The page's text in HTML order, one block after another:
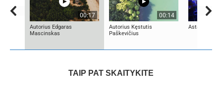
00:17
Autorius Edgaras
Mascinskas
00:14
Autorius Kęstutis
Paškevičius
Asta
TAIP PAT SKAITYKITE